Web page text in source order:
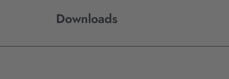
Downloads